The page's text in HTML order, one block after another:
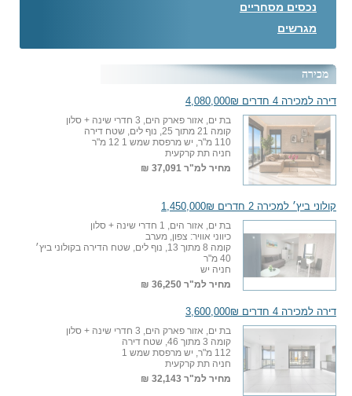
נכסים מסחריים
מגרשים
מכירה
דירה למכירה 4 חדרים 4,080,000₪
בת ים, אזור פארק הים, 3 חדרי שינה + סלון
קומה 21 מתוך 25, נוף לים, שטח דירה
110 מ"ר, יש מרפסת שמש 1 12 מ"ר
חניה תת קרקעית
מחיר למ"ר 37,091 ₪
קולוני ביץ׳ למכירה 2 חדרים 1,450,000₪
בת ים, אזור הים, 1 חדרי שינה + סלון
כיווני אוויר: צפון, מערב
קומה 8 מתוך 13, נוף לים, שטח הדירה בקולוני ביץ׳
40 מ"ר
חניה יש
מחיר למ"ר 36,250 ₪
דירה למכירה 4 חדרים 3,600,000₪
בת ים, אזור פארק הים, 3 חדרי שינה + סלון
קומה 3 מתוך 46, שטח דירה
112 מ"ר, יש מרפסת שמש 1
חניה תת קרקעית
מחיר למ"ר 32,143 ₪